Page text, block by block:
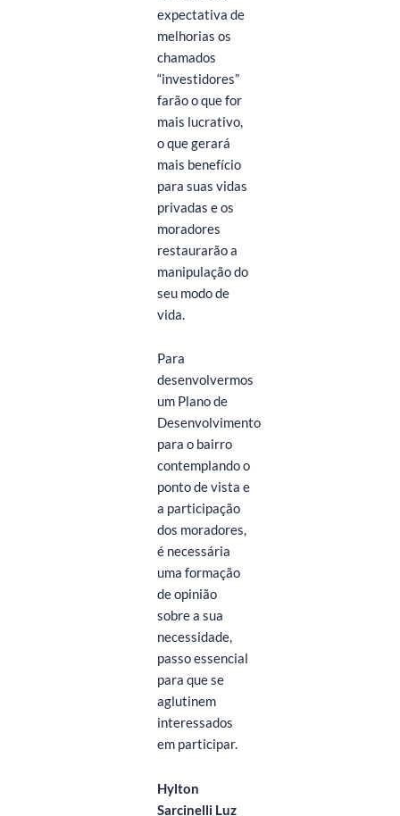
expectativa de
melhorias os
chamados
“investidores”
farão o que for
mais lucrativo,
o que gerará
mais benefício
para suas vidas
privadas e os
moradores
restaurarão a
manipulação do
seu modo de
vida.
Para
desenvolvermos
um Plano de
Desenvolvimento
para o bairro
contemplando o
ponto de vista e
a participação
dos moradores,
é necessária
uma formação
de opinião
sobre a sua
necessidade,
passo essencial
para que se
aglutinem
interessados ​​
em participar.
Hylton
Sarcinelli Luz